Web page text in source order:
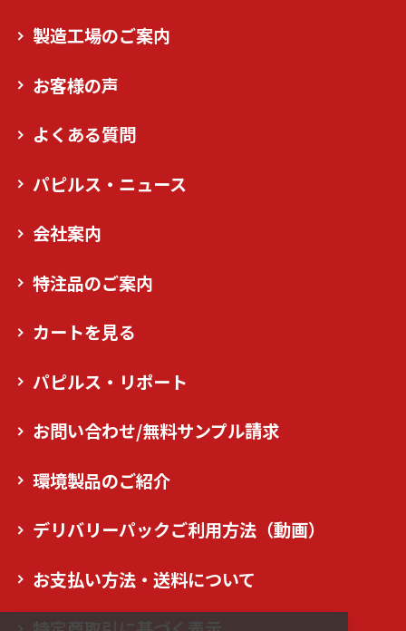
製造工場のご案内
お客様の声
よくある質問
パピルス・ニュース
会社案内
特注品のご案内
カートを見る
パピルス・リポート
お問い合わせ/無料サンプル請求
環境製品のご紹介
デリバリーパックご利用方法（動画）
お支払い方法・送料について